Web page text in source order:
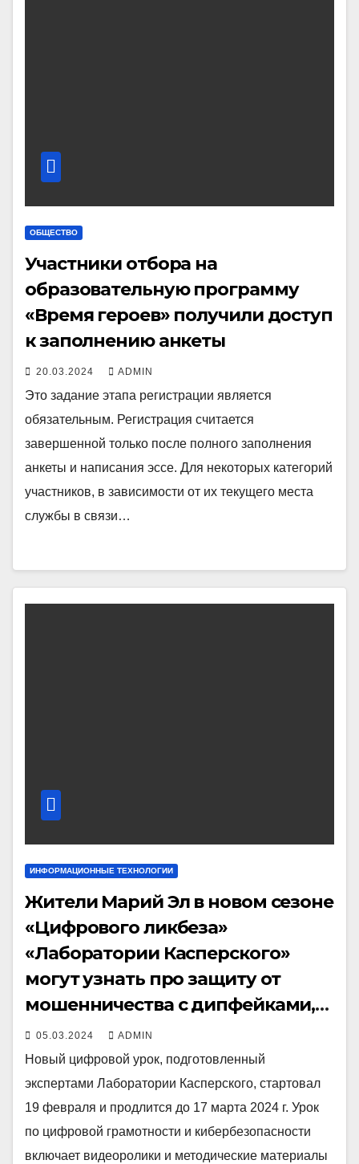
ОБЩЕСТВО
Участники отбора на
образовательную программу
«Время героев» получили доступ
к заполнению анкеты
20.03.2024 ADMIN
Это задание этапа регистрации является
обязательным. Регистрация считается
завершенной только после полного заполнения
анкеты и написания эссе. Для некоторых категорий
участников, в зависимости от их текущего места
службы в связи…
ИНФОРМАЦИОННЫЕ ТЕХНОЛОГИИ
Жители Марий Эл в новом сезоне
«Цифрового ликбеза»
«Лаборатории Касперского»
могут узнать про защиту от
мошенничества с дипфейками,
доксинг и про кражи аккаунтов
05.03.2024 ADMIN
Новый цифровой урок, подготовленный
экспертами Лаборатории Касперского, стартовал
19 февраля и продлится до 17 марта 2024 г. Урок
по цифровой грамотности и кибербезопасности
включает видеоролики и методические материалы